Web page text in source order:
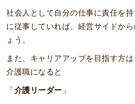
社会人として自分の仕事に責任を
に従事していれば、経営サイドか
ょう。
また、キャリアアップを目指す方
介護職になると
「 介護リーダー 」